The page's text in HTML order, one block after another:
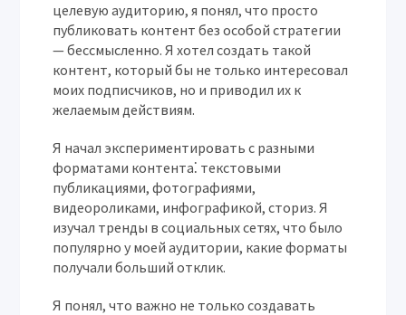
целевую аудиторию, я понял, что просто
публиковать контент без особой стратегии
— бессмысленно. Я хотел создать такой
контент, который бы не только интересовал
моих подписчиков, но и приводил их к
желаемым действиям.
Я начал экспериментировать с разными
форматами контента⁚ текстовыми
публикациями, фотографиями,
видеороликами, инфографикой, сториз. Я
изучал тренды в социальных сетях, что было
популярно у моей аудитории, какие форматы
получали больший отклик.
Я понял, что важно не только создавать